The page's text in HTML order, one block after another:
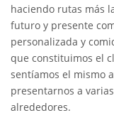
haciendo rutas más
futuro y presente
personalizada y
que constituimos el
sentíamos el mismo
presentarnos a
alrededores.